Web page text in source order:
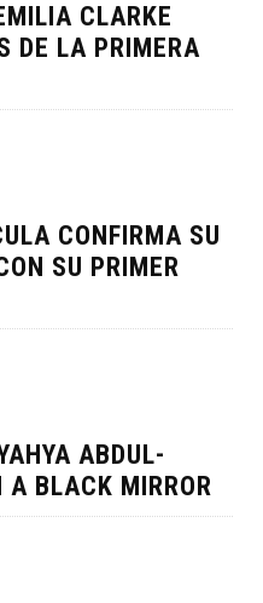
CLARKE
DE LA PRIMERA
CONFIRMA SU
SU PRIMER
ABDUL-
BLACK MIRROR